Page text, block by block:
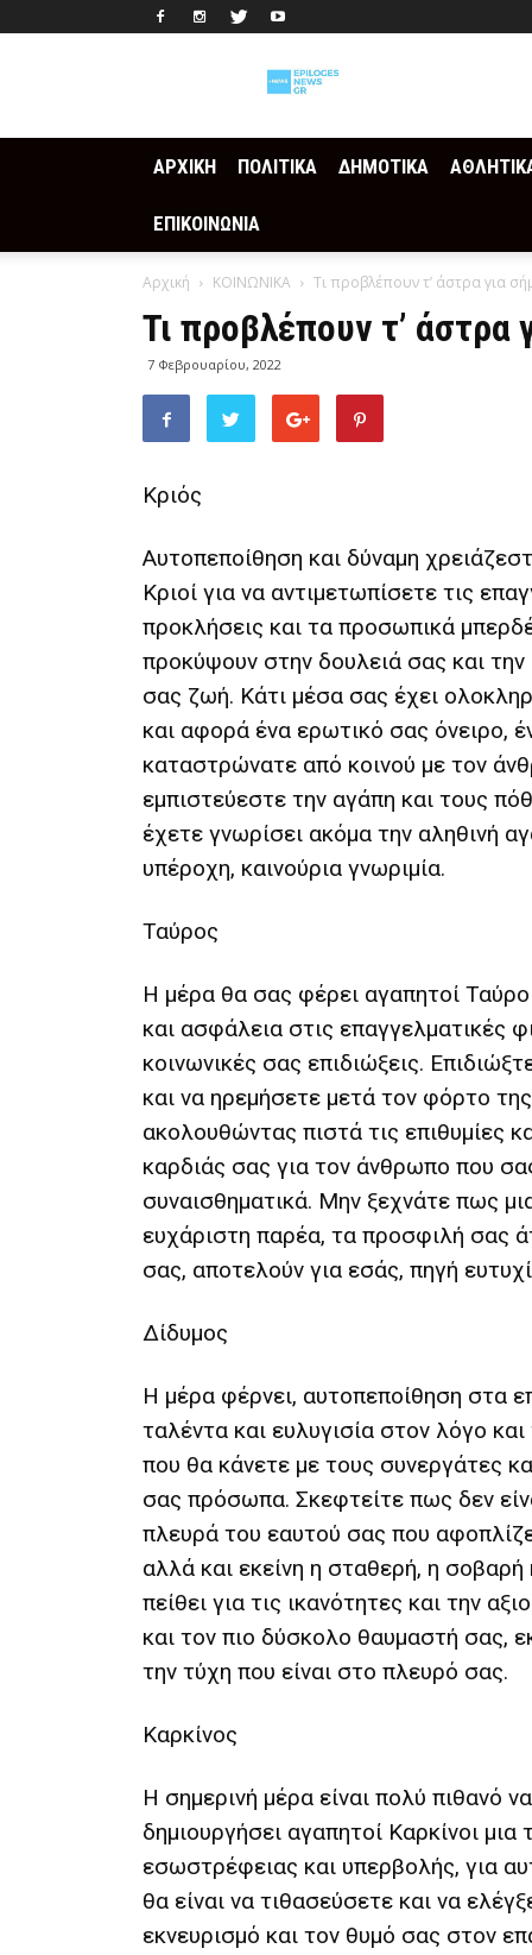
ΑΡΧΙΚΗ ΠΟΛΙΤΙΚΑ ΔΗΜΟΤΙΚΑ
ΕΠΙΚΟΙΝΩΝΙΑ
Αρχική ΚΟΙΝΩΝΙΚΑ Τι προβλέπουν τ’ άστρα για
Τι προβλέπουν τ’
7 Φεβρουαρίου, 2022
Κριός
Αυτοπεποίθηση και δύναμη
Κριοί για να αντιμετωπίσετε τις
προκλήσεις και τα προσωπικά
προκύψουν στην δουλειά σας και την
σας ζωή. Κάτι μέσα σας έχει
και αφορά ένα ερωτικό σας όνειρο,
καταστρώνατε από κοινού με τον
εμπιστεύεστε την αγάπη και τους
έχετε γνωρίσει ακόμα την αληθινή
υπέροχη, καινούρια γνωριμία.
Ταύρος
Η μέρα θα σας φέρει αγαπητοί
και ασφάλεια στις επαγγελματικές
κοινωνικές σας επιδιώξεις.
και να ηρεμήσετε μετά τον φόρτο
ακολουθώντας πιστά τις επιθυμίες
καρδιάς σας για τον άνθρωπο που
συναισθηματικά. Μην ξεχνάτε πως
ευχάριστη παρέα, τα προσφιλή σας
σας, αποτελούν για εσάς, πηγή
Δίδυμος
Η μέρα φέρνει, αυτοπεποίθηση στα
ταλέντα και ευλυγισία στον λόγο και
που θα κάνετε με τους συνεργάτες
σας πρόσωπα. Σκεφτείτε πως δεν
πλευρά του εαυτού σας που
αλλά και εκείνη η σταθερή, η σοβαρή
πείθει για τις ικανότητες και την
και τον πιο δύσκολο θαυμαστή σας,
την τύχη που είναι στο πλευρό σας.
Καρκίνος
Η σημερινή μέρα είναι πολύ πιθανό
δημιουργήσει αγαπητοί Καρκίνοι μια
εσωστρέφειας και υπερβολής, για
θα είναι να τιθασεύσετε και να
εκνευρισμό και τον θυμό σας στον